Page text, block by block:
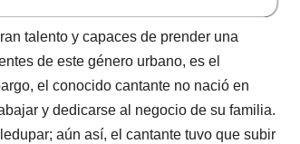
talento y capaces de prender una
de este género urbano, es el
el conocido cantante no nació en
y dedicarse al negocio de su familia.
aún así, el cantante tuvo que subir